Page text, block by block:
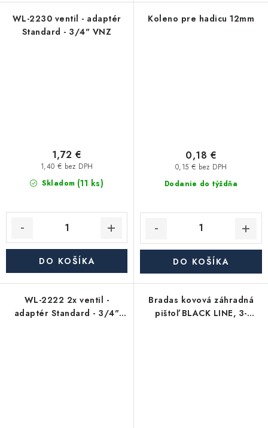
WL-2230 ventil - adaptér
Standard - 3/4" VNZ
Skladom (11 ks)
1,40 € bez DPH
1,72 €
DO KOŠÍKA
Koleno pre hadicu 12mm
Dodanie do týždňa
0,15 € bez DPH
0,18 €
DO KOŠÍKA
WL-2222 2x ventil -
adaptér Standard - 3/4"
Bradas kovová záhradná
pištoľ BLACK LINE, 3-